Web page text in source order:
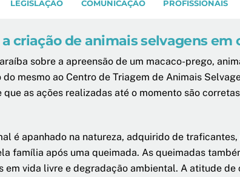
LEGISLAÇÃO COMUNICAÇÃO PROFISSIONAIS
criação de animais selvagens em
sobre a apreensão de um macaco-prego,
mesmo ao Centro de Triagem de Animais
as ações realizadas até o momento são
é apanhado na natureza, adquirido de
família após uma queimada. As queimadas
em vida livre e degradação ambiental. A atitude